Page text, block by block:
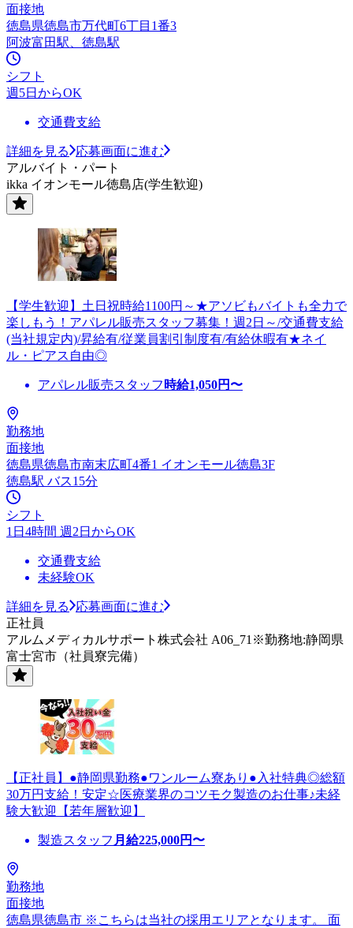
面接地
徳島県徳島市万代町6丁目1番3
阿波富田駅、徳島駅
シフト
週5日からOK
交通費支給
詳細を見る
応募画面に進む
アルバイト・パート
ikka イオンモール徳島店(学生歓迎)
【学生歓迎】土日祝時給1100円～★アソビもバイトも全力で
楽しもう！アパレル販売スタッフ募集！週2日～/交通費支給
(当社規定内)/昇給有/従業員割引制度有/有給休暇有★ネイ
ル・ピアス自由◎
アパレル販売スタッフ 時給1,050円〜
勤務地
面接地
徳島県徳島市南末広町4番1 イオンモール徳島3F
徳島駅 バス15分
シフト
1日4時間 週2日からOK
交通費支給
未経験OK
詳細を見る
応募画面に進む
正社員
アルムメディカルサポート株式会社 A06_71※勤務地:静岡県
富士宮市（社員寮完備）
【正社員】●静岡県勤務●ワンルーム寮あり●入社特典◎総額
30万円支給！安定☆医療業界のコツモク製造のお仕事♪未経
験大歓迎【若年層歓迎】
製造スタッフ 月給225,000円〜
勤務地
面接地
徳島県徳島市 ※こちらは当社の採用エリアとなります。 面